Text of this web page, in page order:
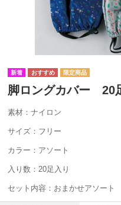
脚ロングカバー 20
素材：ナイロン
サイズ：フリー
カラー：アソート
入り数：20足入り
セット内容：おまかせアソート